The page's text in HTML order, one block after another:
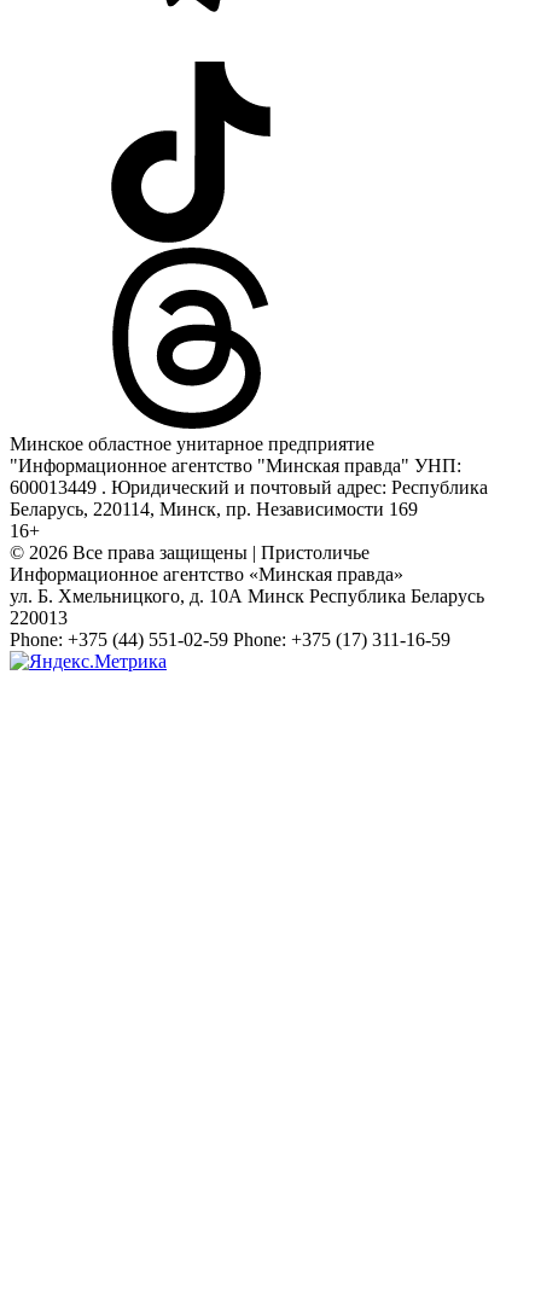
Минское областное унитарное предприятие
"Информационное агентство "Минская правда" УНП:
600013449 . Юридический и почтовый адрес: Республика
Беларусь, 220114, Минск, пр. Независимости 169
16+
© 2026 Все права защищены | Пристоличье
Информационное агентство «Минская правда»
ул. Б. Хмельницкого, д. 10А Минск Республика Беларусь
220013
Phone: +375 (44) 551-02-59 Phone: +375 (17) 311-16-59